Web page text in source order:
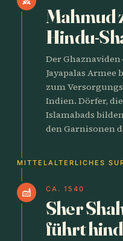
Mahmud
Hindu-
Der
Jayapalas Armee
zum
Indien. Dörfer,
Islamabads
den Garnisonen
MITTELALTERLICHES
factory CA. 1540
Sher
führt